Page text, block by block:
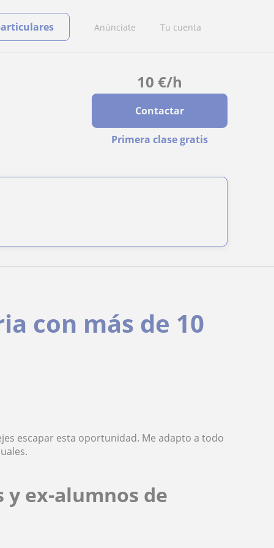
Anúnciate Tu cuenta
10 €/h
Contactar
Primera clase gratis
con más de 10
escapar esta oportunidad. Me adapto a todo
y ex-alumnos de